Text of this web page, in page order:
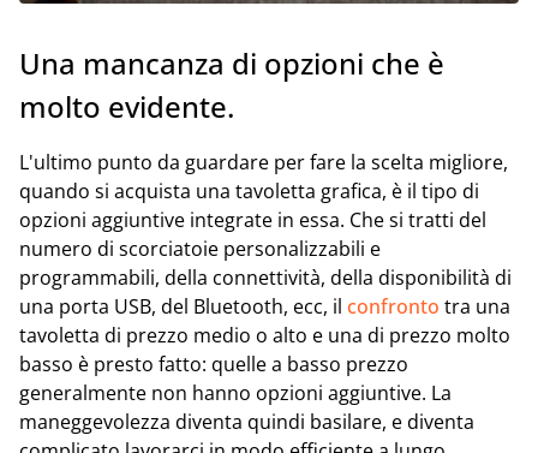
Una mancanza di opzioni che è
molto evidente.
L'ultimo punto da guardare per fare la scelta migliore,
quando si acquista una tavoletta grafica, è il tipo di
opzioni aggiuntive integrate in essa. Che si tratti del
numero di scorciatoie personalizzabili e
programmabili, della connettività, della disponibilità di
una porta USB, del Bluetooth, ecc, il confronto tra una
tavoletta di prezzo medio o alto e una di prezzo molto
basso è presto fatto: quelle a basso prezzo
generalmente non hanno opzioni aggiuntive. La
maneggevolezza diventa quindi basilare, e diventa